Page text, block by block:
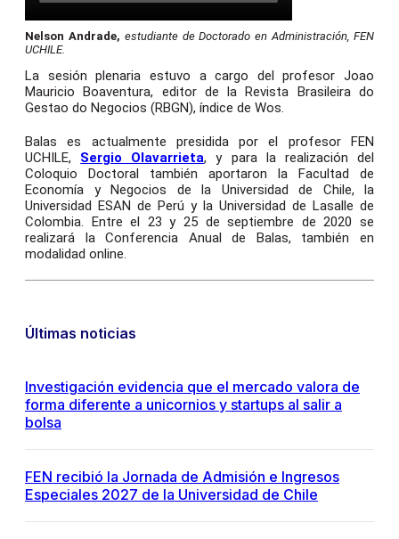
Nelson Andrade, estudiante de Doctorado en Administración, FEN
UCHILE.
La sesión plenaria estuvo a cargo del profesor Joao
Mauricio Boaventura, editor de la Revista Brasileira do
Gestao do Negocios (RBGN), índice de Wos.
Balas es actualmente presidida por el profesor FEN
UCHILE, Sergio Olavarrieta, y para la realización del
Coloquio Doctoral también aportaron la Facultad de
Economía y Negocios de la Universidad de Chile, la
Universidad ESAN de Perú y la Universidad de Lasalle de
Colombia. Entre el 23 y 25 de septiembre de 2020 se
realizará la Conferencia Anual de Balas, también en
modalidad online.
Últimas noticias
Investigación evidencia que el mercado valora de
forma diferente a unicornios y startups al salir a
bolsa
FEN recibió la Jornada de Admisión e Ingresos
Especiales 2027 de la Universidad de Chile